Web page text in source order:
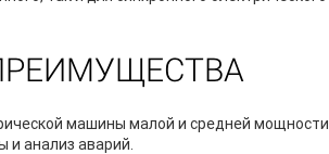
машины малой и средней мощности.
и анализ аварий.